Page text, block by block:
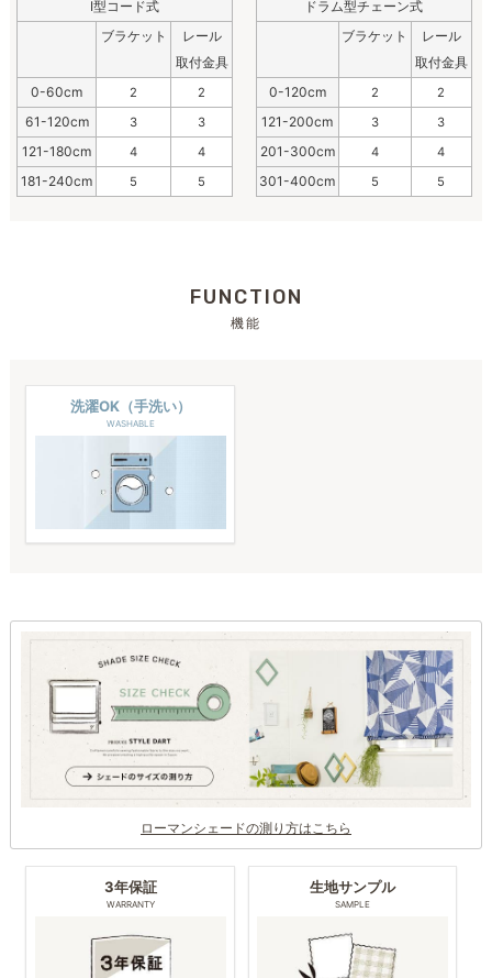
I型コード式
ブラケット
レール
取付金具
0-60cm
2 2
61-120cm 3 3
121-180cm 4 4
181-240cm 5 5
ドラム型チェーン式
ブラケット
レール
取付金具
0-120cm
2 2
121-200cm 3 3
201-300cm 4 4
301-400cm 5 5
FUNCTION
機能
洗濯OK（手洗い）
WASHABLE
ローマンシェードの測り方はこちら
3年保証
WARRANTY
生地サンプル
SAMPLE